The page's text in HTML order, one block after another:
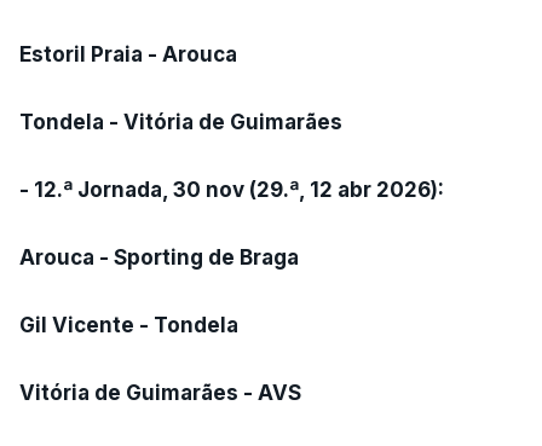
Estoril Praia - Arouca
Tondela - Vitória de Guimarães
- 12.ª Jornada, 30 nov (29.ª, 12 abr 2026):
Arouca - Sporting de Braga
Gil Vicente - Tondela
Vitória de Guimarães - AVS